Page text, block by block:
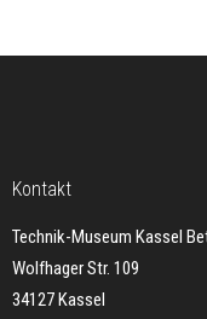
Kontakt
Technik-Museum Kassel
Wolfhager Str. 109
34127 Kassel